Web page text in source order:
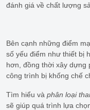
đánh giá về chất lượng
Bên cạnh những điểm
số yếu điểm như thiết bị
hơn, đồng thời xây dựng
công trình bị khống chế
Tìm hiểu và phân loại
sẽ giúp quá trình lựa